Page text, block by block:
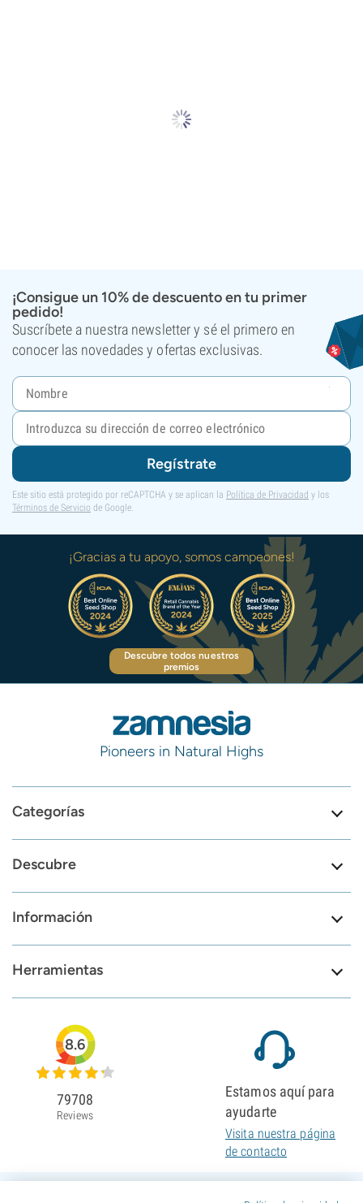
¡Consigue un 10% de descuento en tu primer
pedido!
Suscríbete a nuestra newsletter y sé el primero en
conocer las novedades y ofertas exclusivas.
Regístrate
Este sitio está protegido por reCAPTCHA y se aplican la Política de Privacidad y los
Términos de Servicio de Google.
¡Gracias a tu apoyo, somos campeones!
Descubre todos nuestros
premios
Pioneers in Natural Highs
Categorías
Descubre
Información
Herramientas
8.6
79708
Reviews
Estamos aquí para
ayudarte
Visita nuestra página
de contacto